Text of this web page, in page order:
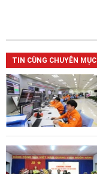
TIN CÙNG CHUYÊN MỤC